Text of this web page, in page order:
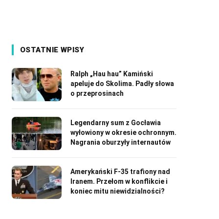
OSTATNIE WPISY
Ralph „Hau hau” Kamiński
apeluje do Skolima. Padły słowa
o przeprosinach
Legendarny sum z Gocławia
wyłowiony w okresie ochronnym.
Nagrania oburzyły internautów
Amerykański F-35 trafiony nad
Iranem. Przełom w konflikcie i
koniec mitu niewidzialności?